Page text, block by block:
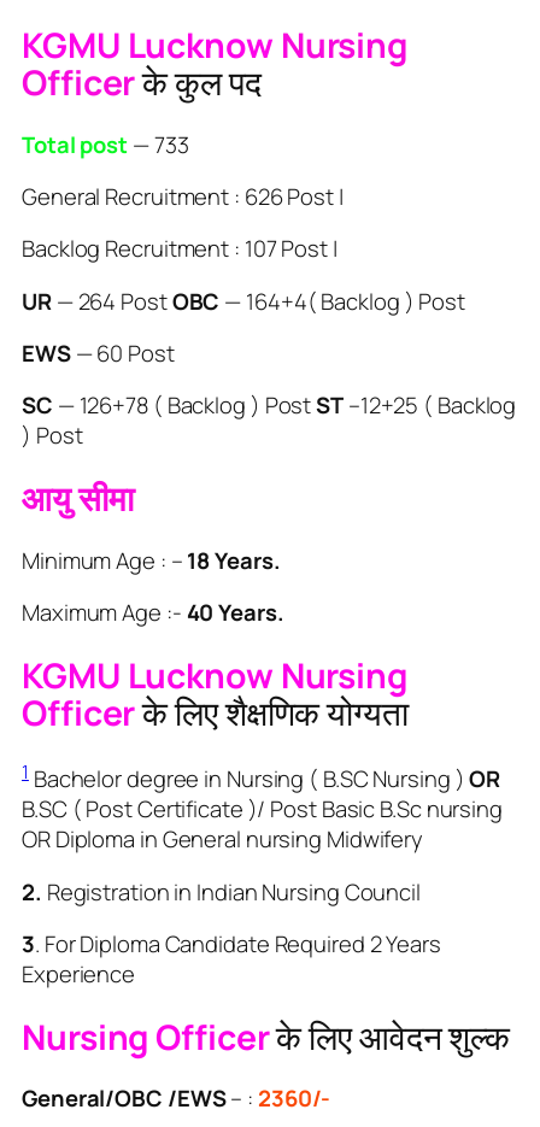
KGMU Lucknow Nursing
Officerके कुल पद
Total post— 733
General Recruitment : 626 Post |
Backlog Recruitment : 107 Post |
UR— 264 PostOBC — 164+4( Backlog ) Post
EWS— 60 Post
SC — 126+78 ( Backlog ) PostST–12+25 ( Backlog
) Post
आयु सीमा
Minimum Age : –18 Years.
Maximum Age :- 40 Years.
KGMU Lucknow Nursing
Officerके लिए शैक्षणिक योग्यता
1Bachelor degree in Nursing ( B.SC Nursing )OR
B.SC ( Post Certificate )/ Post Basic B.Sc nursing
OR Diploma in General nursing Midwifery
2. Registration in Indian Nursing Council
3. For Diploma Candidate Required 2 Years
Experience
Nursing Officerके लिए आवेदन शुल्क
General/OBC /EWS– : 2360/-